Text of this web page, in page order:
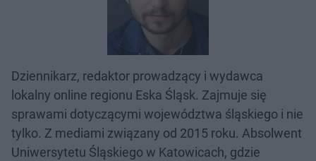
Dziennikarz, redaktor prowadzący i wydawca
lokalny online regionu Eska Śląsk. Zajmuje się
sprawami dotyczącymi województwa śląskiego i nie
tylko. Z mediami związany od 2015 roku. Absolwent
Uniwersytetu Śląskiego w Katowicach, gdzie